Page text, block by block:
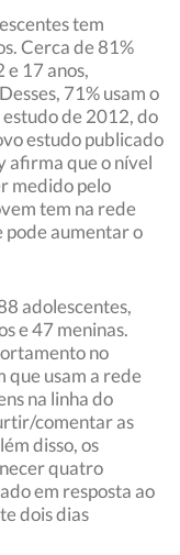
tem
Cerca de 81%
e 17 anos,
71% usam o
de 2012, do
estudo publicado
afirma que o nível
medido pelo
tem na rede
pode aumentar o
adolescentes,
e 47 meninas.
no
que usam a rede
na linha do
comentar as
disso, os
quatro
em resposta ao
dois dias